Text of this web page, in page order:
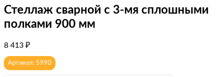
Стеллаж сварной с 3-мя сплошными
полками 900 мм
8 413 ₽
Артикул: 5990